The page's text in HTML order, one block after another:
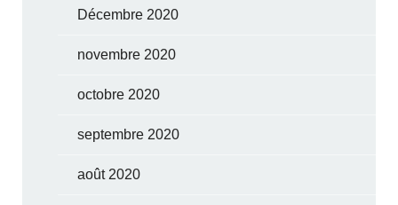
Décembre 2020
novembre 2020
octobre 2020
septembre 2020
août 2020